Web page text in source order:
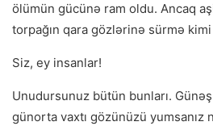
ölümün gücünə ram oldu. Ancaq
torpağın qara gözlərinə sürmə
Siz, ey insanlar!
Unudursunuz bütün bunları. Günəş
günorta vaxtı gözünüzü yumsanız